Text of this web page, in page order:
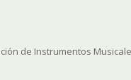
de Instrumentos